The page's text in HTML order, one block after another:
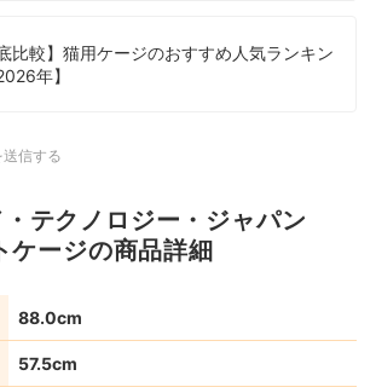
底比較】猫用ケージのおすすめ人気ランキン
年】
信する
テクノロジー・ジャパン
ケージの商品詳細
88.0cm
57.5cm